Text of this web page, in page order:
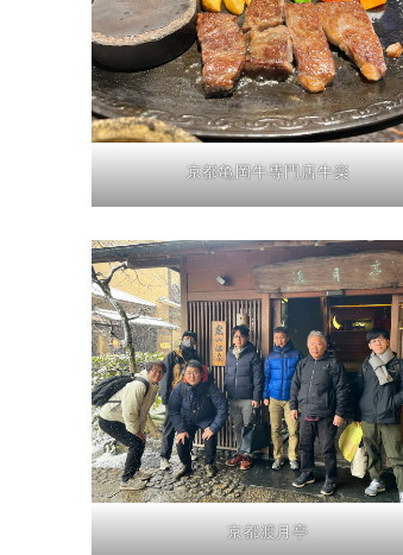
京都亀岡牛専門店牛楽
京都渡月亭